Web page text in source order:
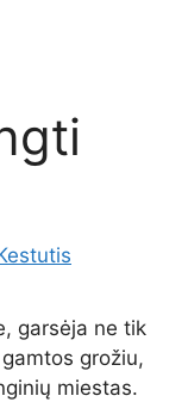
garsėja ne tik
grožiu,
miestas.